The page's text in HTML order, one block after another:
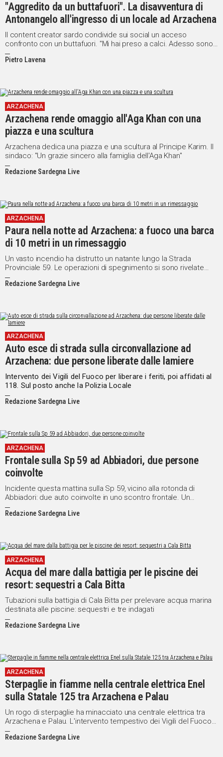
"Aggredito da un buttafuori". La disavventura di
Antonangelo all'ingresso di un locale ad Arzachena
Il content creator sardo condivide sui social un acceso
confronto con un buttafuori. "Mi hai preso a calci. Adesso sono
c... tuoi. Chiamate i carabinieri"
Pietro Lavena
ARZACHENA
Arzachena rende omaggio all'Aga Khan con una
piazza e una scultura
Arzachena dedica una piazza e una scultura al Principe Karim. Il
sindaco: "Un grazie sincero alla famiglia dell'Aga Khan"
Redazione Sardegna Live
ARZACHENA
Paura nella notte ad Arzachena: a fuoco una barca
di 10 metri in un rimessaggio
Un vasto incendio ha distrutto un natante lungo la Strada
Provinciale 59. Le operazioni di spegnimento si sono rivelate
particolarmente impegnative per i Vigili del Fuoco a causa della
presenza di materiali infiammabili a bordo
Redazione Sardegna Live
ARZACHENA
Auto esce di strada sulla circonvallazione ad
Arzachena: due persone liberate dalle lamiere
Intervento dei Vigili del Fuoco per liberare i feriti, poi affidati al
118. Sul posto anche la Polizia Locale
Redazione Sardegna Live
ARZACHENA
Frontale sulla Sp 59 ad Abbiadori, due persone
coinvolte
Incidente questa mattina sulla Sp 59, vicino alla rotonda di
Abbiadori: due auto coinvolte in uno scontro frontale. Un
conducente estratto dai vigili del fuoco
Redazione Sardegna Live
ARZACHENA
Acqua del mare dalla battigia per le piscine dei
resort: sequestri a Cala Bitta
Tubazioni sulla battigia di Cala Bitta per prelevare acqua marina
destinata alle piscine: sequestri e tre indagati
Redazione Sardegna Live
ARZACHENA
Sterpaglie in fiamme nella centrale elettrica Enel
sulla Statale 125 tra Arzachena e Palau
Un rogo di sterpaglie ha minacciato una centrale elettrica tra
Arzachena e Palau. L'intervento tempestivo dei Vigili del Fuoco
ha scongiurato danni agli impianti
Redazione Sardegna Live